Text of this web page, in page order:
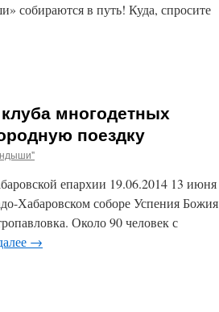
собираются в путь! Куда, спросите
многодетных
поездку
епархии 19.06.2014 13 июня
Хабаровском соборе Успения Божия
Около 90 человек с
→